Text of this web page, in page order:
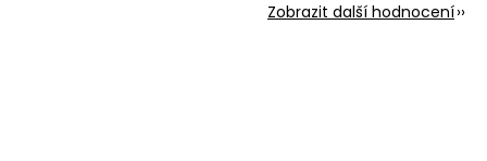
Zobrazit další hodnocení